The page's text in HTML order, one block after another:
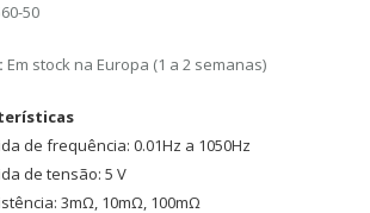
50
Em stock na Europa (1 a 2 semanas)
de frequência: 0.01Hz a 1050Hz
de tensão: 5 V
3mΩ, 10mΩ, 100mΩ